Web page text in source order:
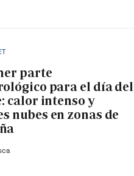
parte
para el día del
calor intenso y
nubes en zonas de